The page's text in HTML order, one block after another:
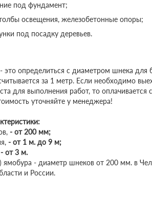
под фундамент;
освещения, железобетонные опоры;
под посадку деревьев.
это определиться с диаметром шнека для
за 1 метр. Если необходимо
для выполнения работ, то оплачивается
уточняйте у менеджера!
- от 200 мм;
- от 1 м. до 9 м;
- от 3 м.
ямобура - диаметр шнеков от 200 мм. в
и России.